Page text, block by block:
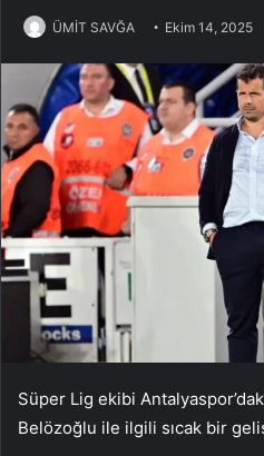
ÜMİT SAVĞA Ekim 14, 2025
Süper Lig ekibi
Belözoğlu ile ilgili sıcak bir